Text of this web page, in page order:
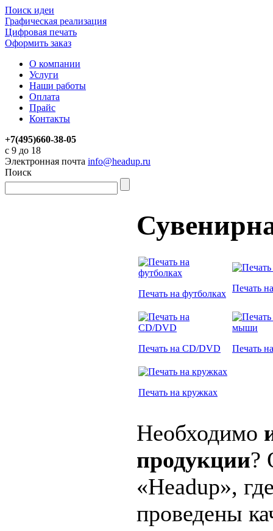
Поиск идеи
Графическая реализация
Цифровая печать
Оформить заказ
О компании
Услуги
Наши работы
Оплата
Прайс
Контакты
+7(495)660-38-05
с 9 до 18
Электронная почта info@headup.ru
Поиск
Печать на футболках
Печать
Печать на CD/DVD Печать
Печать на кружках
Необходимо
продукции?
«Headup»,
проведены